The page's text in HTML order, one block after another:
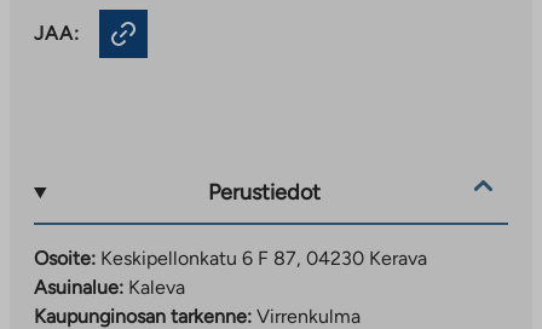
JAA:
Perustiedot
Osoite: Keskipellonkatu 6 F 87, 04230 Kerava
Asuinalue: Kaleva
Kaupunginosan tarkenne: Virrenkulma